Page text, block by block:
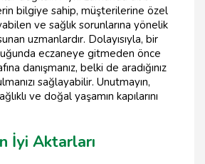
bilgiye sahip, müşterilerine özel
ve sağlık sorunlarına yönelik
uzmanlardır. Dolayısıyla, bir
eczaneye gitmeden önce
danışmanız, belki de aradığınız
sağlayabilir. Unutmayın,
ve doğal yaşamın kapılarını
İyi Aktarları